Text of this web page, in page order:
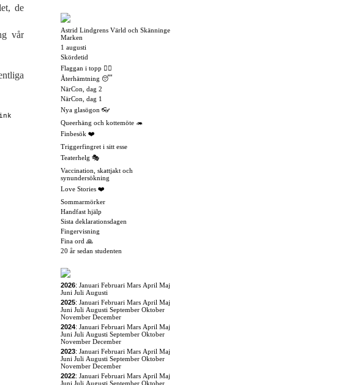
de
vår
Astrid Lindgrens Värld och Skänninge
Marken
1 augusti
Skördetid
Flaggan i topp 🏳️‍🌈
Återhämtning 😴
NärCon, dag 2
NärCon, dag 1
Nya glasögon 👓
Queerhäng och kottemöte 🦔
Finbesök ❤️
Triggerfingret i sitt esse
Teaterhelg 🎭
Vaccination, skattjakt och
synundersökning
Love Stories ❤️
Sommarmörker
Handfast hjälp
Sista deklarationsdagen
Fingervisning
Fina ord 🙏
20 år sedan studenten
2026: Januari Februari Mars April Maj
Juni Juli Augusti
2025: Januari Februari Mars April Maj
Juni Juli Augusti September Oktober
November December
2024: Januari Februari Mars April Maj
Juni Juli Augusti September Oktober
November December
2023: Januari Februari Mars April Maj
Juni Juli Augusti September Oktober
November December
2022: Januari Februari Mars April Maj
Juni Juli Augusti September Oktober